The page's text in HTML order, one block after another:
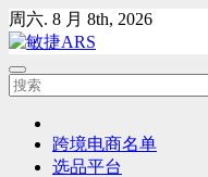
Skip
to
content
周六. 8 月 8th, 2026
跨境电商名单
选品平台